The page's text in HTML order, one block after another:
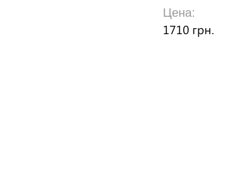
Цена:
1710 грн.